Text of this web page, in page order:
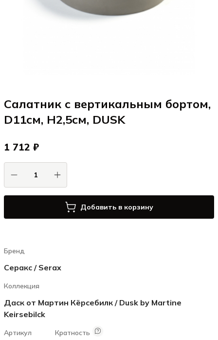
Салатник с вертикальным бортом,
D11см, H2,5см, DUSK
1 712 ₽
Добавить в корзину
Бренд
Серакс / Serax
Коллекция
Даск от Мартин Кёрсебилк / Dusk by Martine
Keirsebilck
Артикул Кратность